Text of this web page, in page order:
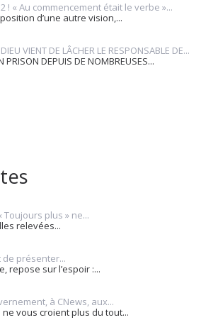
! « Au commencement était le verbe »...
d’une autre vision,...
VIENT DE LÂCHER LE RESPONSABLE DE...
PRISON DEPUIS DE NOMBREUSES...
Toujours plus » ne...
relevées...
de présenter...
repose sur l’espoir :...
à CNews, aux...
vous croient plus du tout...